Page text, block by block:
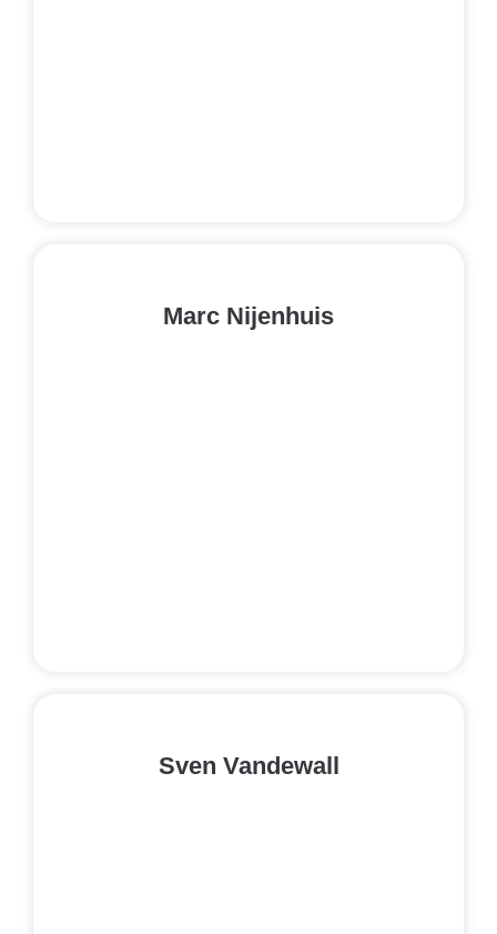
Marc Nijenhuis
Sven Vandewall